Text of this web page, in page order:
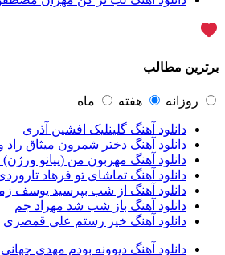
ماکان بند45
عماد طالب زاده
مسعود صادقلو42
مهدی جهانی39
احمد سعیدی39
امین فیاض39
حامد همایون38
بهنام صفوی38
شادمهر عقیلی37
پیوند36
36
برترین مطالب
روزانه هفته ماه
دانلود آهنگ گلینلیک افشین آذری
دانلود آهنگ دختر شمرون میثاق راد
دانلود آهنگ مهربون من (پیانو ورژن)
دانلود آهنگ تماشای تو فرهاد
دانلود آهنگ از شب بپرسید یوسف
دانلود آهنگ باز شب شد مهراد جم
دانلود آهنگ خیز رستم علی قمصری
دانلود آهنگ دیوونه بودم مهدی جهانی